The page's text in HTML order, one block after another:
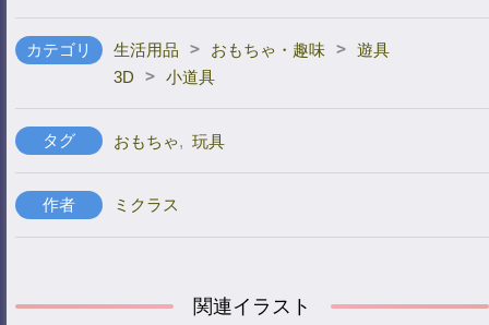
カテゴリ 生活用品 > おもちゃ・趣味 > 遊具
3D
> 小道具
タグ おもちゃ, 玩具
作者 ミクラス
関連イラスト